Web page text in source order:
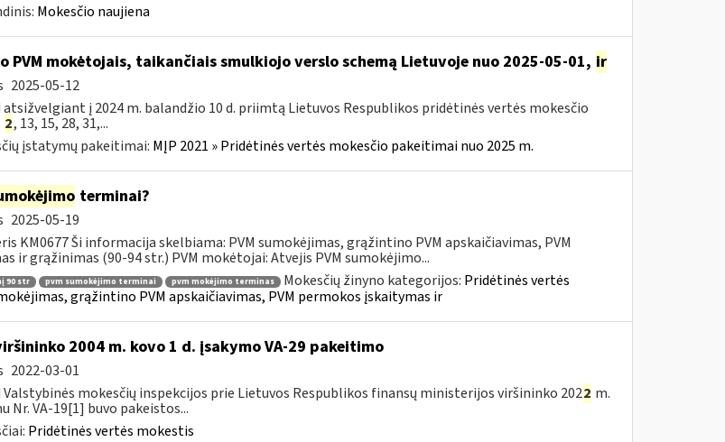
Mokesčio naujiena
PVM mokėtojais, taikančiais smulkiojo verslo schemą Lietuvoje nuo 2025-05-01, ir
2025-05-12
į 2024 m. balandžio 10 d. priimtą Lietuvos Respublikos pridėtinės vertės mokesčio
2, 13, 15, 28, 31,...
įstatymų pakeitimai: MĮP 2021 » Pridėtinės vertės mokesčio pakeitimai nuo 2025 m.
terminai?
2025-05-19
KM0677 Ši informacija skelbiama: PVM sumokėjimas, grąžintino PVM apskaičiavimas, PVM
ir grąžinimas (90-94 str.) PVM mokėtojai: Atvejis PVM sumokėjimo...
90 str pvm sumokėjimo terminai pvm mokėjimo terminas Mokesčių žinyno kategorijos: Pridėtinės vertės
grąžintino PVM apskaičiavimas, PVM permokos įskaitymas ir
2004 m. kovo 1 d. įsakymo VA-29 pakeitimo
2022-03-01
mokesčių inspekcijos prie Lietuvos Respublikos finansų ministerijos viršininko 2022 m.
Nr. VA-19[1] buvo pakeistos...
Pridėtinės vertės mokestis